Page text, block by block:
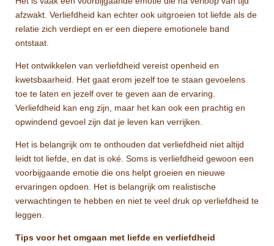
afzwakt. Verliefdheid kan echter ook uitgroeien tot liefde als de
relatie zich verdiept en er een diepere emotionele band
ontstaat.
Het ontwikkelen van verliefdheid vereist openheid en
kwetsbaarheid. Het gaat erom jezelf toe te staan ​​gevoelens
toe te laten en jezelf over te geven aan de ervaring.
Verliefdheid kan eng zijn, maar het kan ook een prachtig en
opwindend gevoel zijn dat je leven kan verrijken.
Het is belangrijk om te onthouden dat verliefdheid niet altijd
leidt tot liefde, en dat is oké. Soms is verliefdheid gewoon een
voorbijgaande emotie die ons helpt groeien en nieuwe
ervaringen opdoen. Het is belangrijk om realistische
verwachtingen te hebben en niet te veel druk op verliefdheid te
leggen.
Tips voor het omgaan met liefde en verliefdheid